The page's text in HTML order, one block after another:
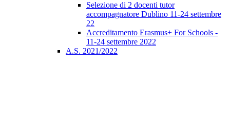
Selezione di 2 docenti tutor
accompagnatore Dublino 11-24 settembre
22
Accreditamento Erasmus+ For Schools -
11-24 settembre 2022
A.S. 2021/2022